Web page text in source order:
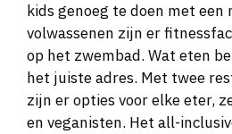
kids genoeg te doen met een
volwassenen zijn er
op het zwembad. Wat eten
het juiste adres. Met twee
zijn er opties voor elke eter,
en veganisten. Het all-